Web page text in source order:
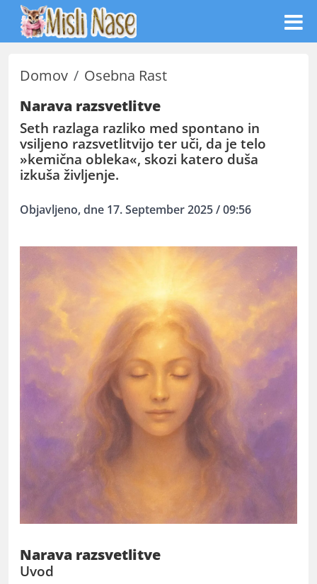
Domov
Osebna Rast
Narava razsvetlitve
Seth razlaga razliko med spontano in
vsiljeno razsvetlitvijo ter uči, da je telo
»kemična obleka«, skozi katero duša
izkuša življenje.
Objavljeno, dne 17. September 2025 / 09:56
Narava razsvetlitve
Uvod